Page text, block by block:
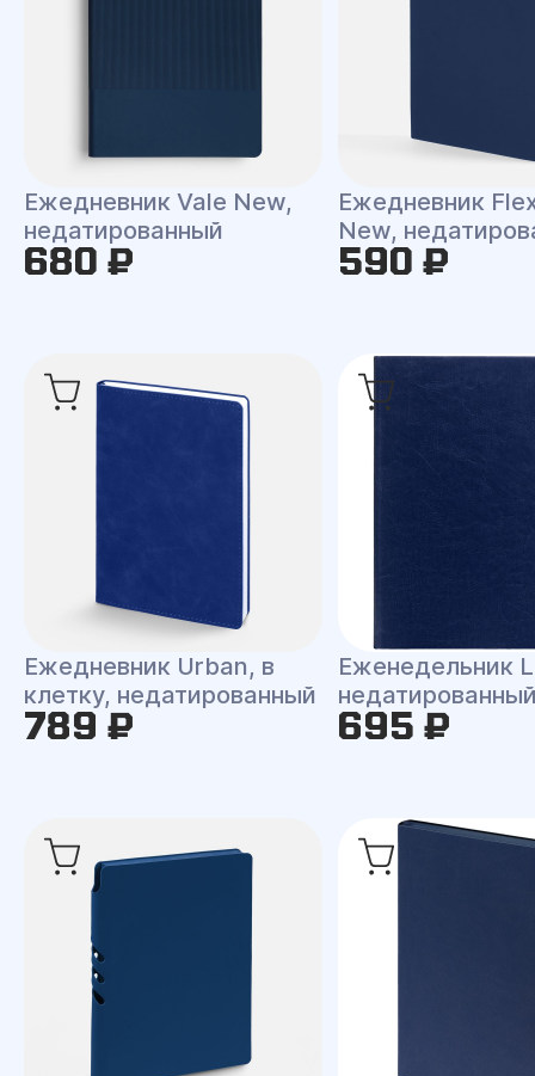
Ежедневник Vale New,
недатированный
680 ₽
Ежедневник
New,
590 ₽
Ежедневник Urban, в
клетку, недатированный
789 ₽
Еженедельник
695 ₽